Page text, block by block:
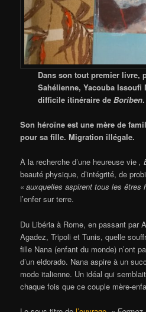
Dans son tout premier livre,
Sahélienne, Yacouba Issoufi
difficile itinéraire deBoriben.
Son héroïne est une mère de
pour sa fille. Migration illégale.
À la recherche d’une heureuse vie,
beauté physique, d’intégrité, de
«auxquelles aspirent tous les êtres
l’enfer sur terre.
Du Libéria à Rome, en passant par
Agadez, Tripoli et Tunis, quelle
fille Nana (enfant du monde) n’ont
d’un eldorado. Nana aspire à un
mode italienne. Un idéal qui
chaque fois que ce couple mère-